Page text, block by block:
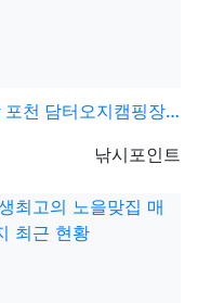
오지캠핑장 담터계곡 캠핑장…
등록자
낚시포인트